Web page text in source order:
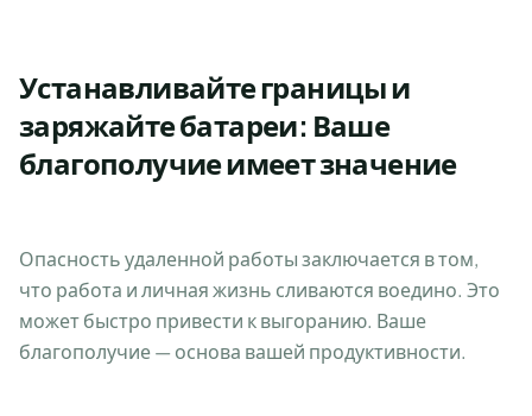
Устанавливайте границы и
заряжайте батареи: Ваше
благополучие имеет значение
Опасность удаленной работы заключается в том,
что работа и личная жизнь сливаются воедино. Это
может быстро привести к выгоранию. Ваше
благополучие — основа вашей продуктивности.